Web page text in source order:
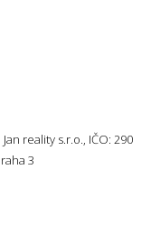
reality s.r.o., IČO: 290
3